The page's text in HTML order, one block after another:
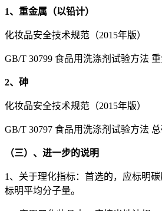
1、重金属（以铅计）
化妆品安全技术规范（2015年版）
GB/T 30799 食品用洗涤剂试验方法
2、砷
化妆品安全技术规范（2015年版）
GB/T 30797 食品用洗涤剂试验方法
（三）、进一步的说明
1、关于理化指标：首选的，应标明
标明平均分子量。